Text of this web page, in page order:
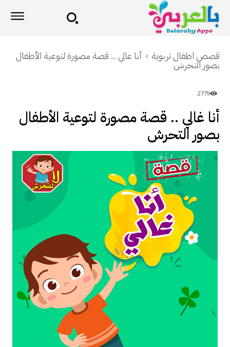
قصص اطفال تربوية أنا غالي .. قصة مصورة لتوعية اﻷطفال
بصور التحرش
2779
أنا غالي .. قصة مصورة لتوعية اﻷطفال
بصور التحرش